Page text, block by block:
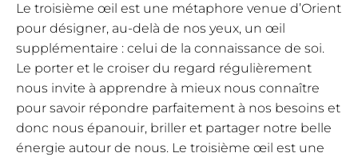
Le troisième œil est une métaphore venue d’Orient
pour désigner, au-delà de nos yeux, un œil
supplémentaire : celui de la connaissance de soi.
Le porter et le croiser du regard régulièrement
nous invite à apprendre à mieux nous connaître
pour savoir répondre parfaitement à nos besoins et
donc nous épanouir, briller et partager notre belle
énergie autour de nous. Le troisième œil est une